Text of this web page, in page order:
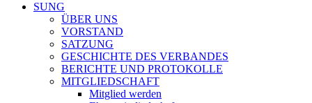
SUNG
ÜBER UNS
VORSTAND
SATZUNG
GESCHICHTE DES VERBANDES
BERICHTE UND PROTOKOLLE
MITGLIEDSCHAFT
Mitglied werden